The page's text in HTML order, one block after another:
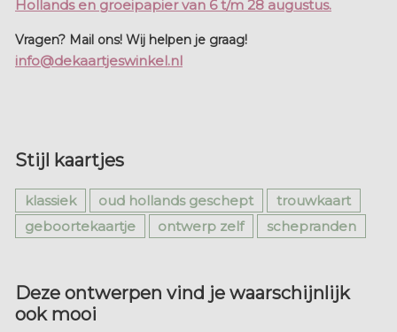
Hollands en groeipapier van 6 t/m 28 augustus.
Vragen? Mail ons! Wij helpen je graag!
info@dekaartjeswinkel.nl
Stijl kaartjes
klassiek oud hollands geschept
trouwkaart
geboortekaartje
ontwerp zelf schepranden
Deze ontwerpen vind je waarschijnlijk
ook mooi